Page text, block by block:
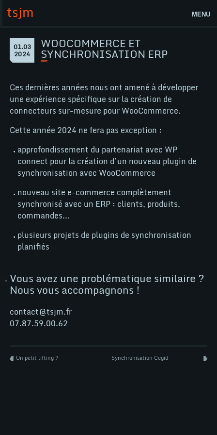
au
contenu
tsjm MENU
Accueil
Actualités
tsjm
Contact
Nos compétences
WordPress
WooCommerce
Page
WooCommerce
et
01.03
2024
mars
WOOCOMMERCE ET
SYNCHRONISATION ERP
Ces dernières années nous ont amené à développer
une expérience spécifique sur la création de
connecteurs sur-mesure pour WooCommerce.
Cette année 2024 ne fera pas exception :
approfondissement du partenariat avec WP
connect pour la création d’un nouveau plugin de
synchronisation avec WooCommerce
nouveau site e-commerce complètement
synchronisé avec un ERP : clients, produits,
commandes...
plusieurs projets de plugins de synchronisation
planifiés
Vous avez une problématique similaire ?
Nous vous accompagnons !
contact@tsjm.fr
07.87.59.00.62
Un petit lifting ? Synchronisation Cegid
tsjm @